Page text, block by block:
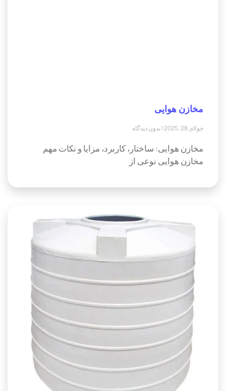
مخازن هوایی
جولای 28, 2025 بدون دیدگاه
مخازن هوایی: ساختار، کاربرد، مزایا و نکات مهم
مخازن هوایی نوعی از